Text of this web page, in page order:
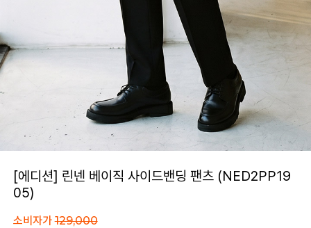
[에디션] 린넨 베이직 사이드밴딩 팬츠 (NED2PP19
05)
소비자가129,000